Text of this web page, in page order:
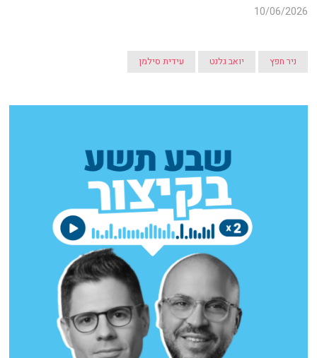
10/06/2026
ניר חפץ יואב גלנט עידית סילמן